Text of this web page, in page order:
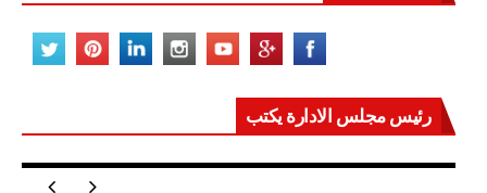
رئيس مجلس الادارة يكتب
مصر تعيد للعالم اتزانه